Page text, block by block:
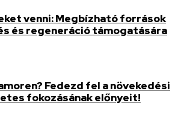
venni: Megbízható források
és regeneráció támogatására
Fedezd fel a növekedési
fokozásának előnyeit!